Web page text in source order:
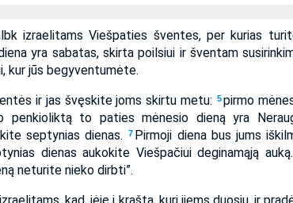
izraelitams Viešpaties šventes, per kurias
yra sabatas, skirta poilsiui ir šventam
kur jūs begyventumėte.
ir jas švęskite joms skirtu metu: 5pirmo
penkioliktą to paties mėnesio dieną yra
septynias dienas.
7 Pirmoji diena bus jums
dienas aukokite Viešpačiui deginamąją
neturite nieko dirbti”.